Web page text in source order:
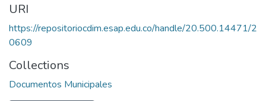
URI
https://repositoriocdim.esap.edu.co/handle/20.500.14471/2
0609
Collections
Documentos Municipales